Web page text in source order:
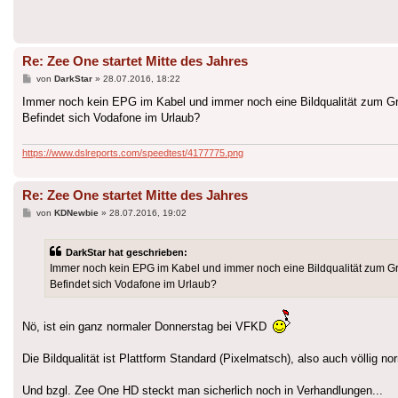
Re: Zee One startet Mitte des Jahres
Beitrag
von DarkStar» 28.07.2016, 18:22
Immer noch kein EPG im Kabel und immer noch eine Bildqualität zum
Befindet sich Vodafone im Urlaub?
https://www.dslreports.com/speedtest/4177775.png
Re: Zee One startet Mitte des Jahres
Beitrag
von KDNewbie» 28.07.2016, 19:02
DarkStar hat geschrieben:
Immer noch kein EPG im Kabel und immer noch eine Bildqualität zum
Befindet sich Vodafone im Urlaub?
Nö, ist ein ganz normaler Donnerstag bei VFKD
Die Bildqualität ist Plattform Standard (Pixelmatsch), also auch völlig
Und bzgl. Zee One HD steckt man sicherlich noch in Verhandlungen...